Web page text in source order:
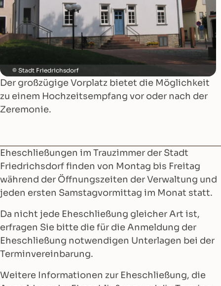
Stadt Friedrichsdorf
Der großzügige Vorplatz bietet die Möglichkeit
zu einem Hochzeitsempfang vor oder nach der
Zeremonie.
Eheschließungen im Trauzimmer der Stadt
Friedrichsdorf finden von Montag bis Freitag
während der Öffnungszeiten der Verwaltung und
jeden ersten Samstagvormittag im Monat statt.
Da nicht jede Eheschließung gleicher Art ist,
erfragen Sie bitte die für die Anmeldung der
Eheschließung notwendigen Unterlagen bei der
Terminvereinbarung.
Weitere Informationen zur Eheschließung, die